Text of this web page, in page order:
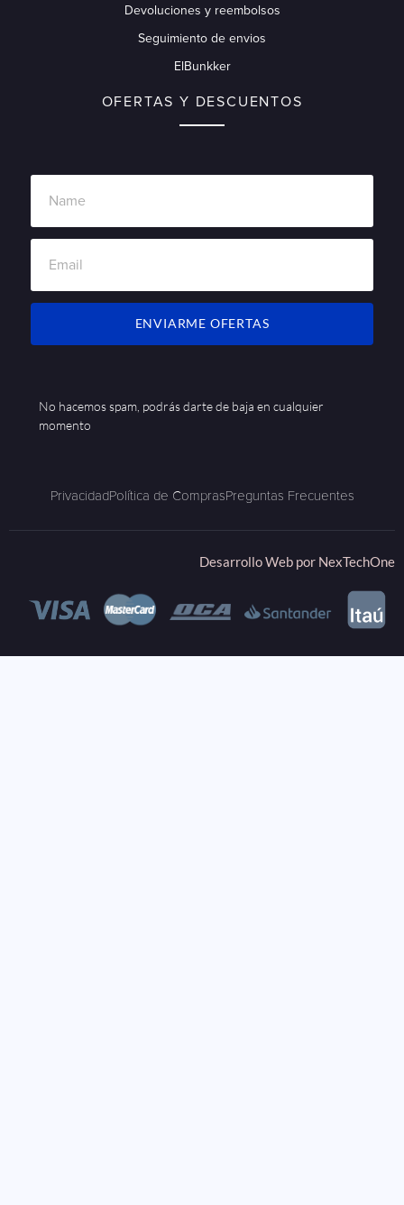
Devoluciones y reembolsos
Seguimiento de envios
ElBunkker
OFERTAS Y DESCUENTOS
ENVIARME OFERTAS
No hacemos spam, podrás darte de baja en cualquier
momento
PrivacidadPolítica de ComprasPreguntas Frecuentes
Desarrollo Web por NexTechOne